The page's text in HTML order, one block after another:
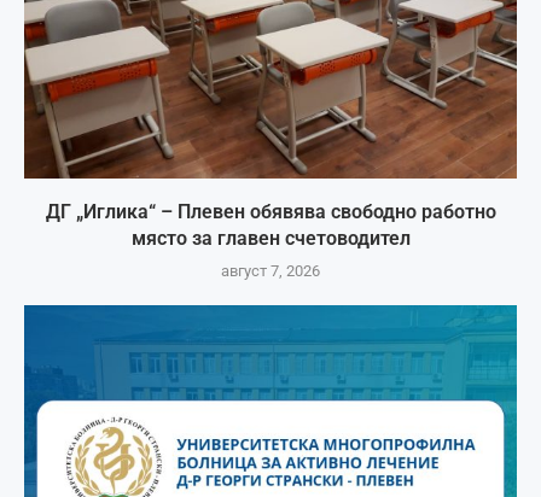
ДГ „Иглика“ – Плевен обявява свободно работно
място за главен счетоводител
август 7, 2026